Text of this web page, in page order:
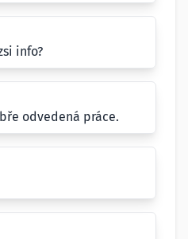
info?
odvedená práce.